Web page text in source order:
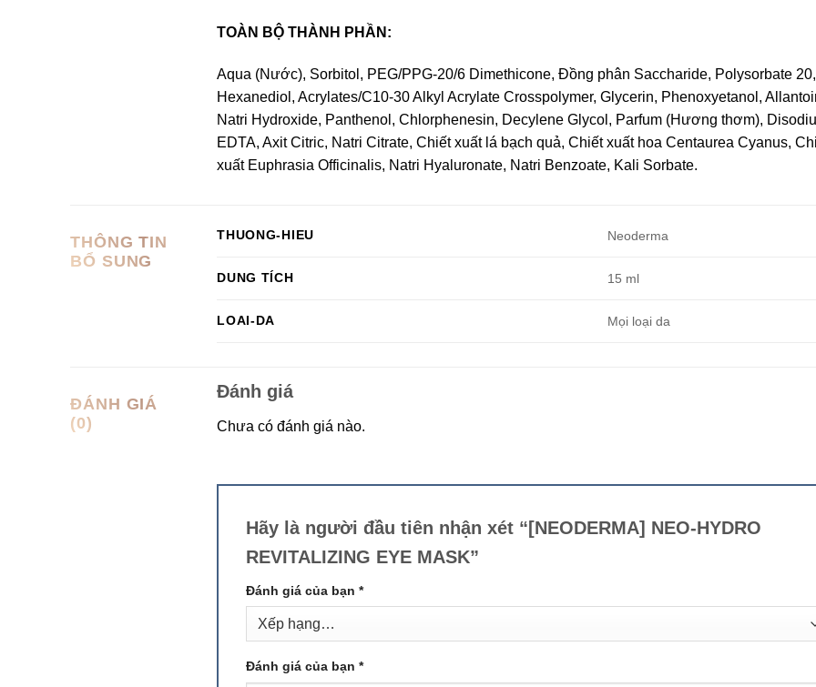
TOÀN BỘ THÀNH PHẦN:
Aqua (Nước), Sorbitol, PEG/PPG-20/6 Dimethicone, Đồng phân Saccharide, Polysorbate
Hexanediol, Acrylates/C10-30 Alkyl Acrylate Crosspolymer, Glycerin, Phenoxyetanol,
Natri Hydroxide, Panthenol, Chlorphenesin, Decylene Glycol, Parfum (Hương thơm),
EDTA, Axit Citric, Natri Citrate, Chiết xuất lá bạch quả, Chiết xuất hoa Centaurea Cyanus,
xuất Euphrasia Officinalis, Natri Hyaluronate, Natri Benzoate, Kali Sorbate.
THÔNG TIN
BỔ SUNG
THUONG-HIEU Neoderma
DUNG TÍCH 15 ml
LOAI-DA Mọi loại da
ĐÁNH GIÁ
(0)
Đánh giá
Chưa có đánh giá nào.
Hãy là người đầu tiên nhận xét “[NEODERMA] NEO-HYDRO
REVITALIZING EYE MASK”
Đánh giá của bạn*
Đánh giá của bạn*